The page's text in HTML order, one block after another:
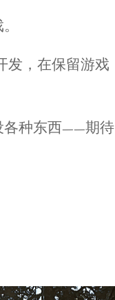
发，在保留游戏
各种东西——期待